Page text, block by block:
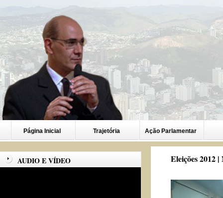
Página Inicial Trajetória Ação Parlamentar
AUDIO E VÍDEO Eleições 2012